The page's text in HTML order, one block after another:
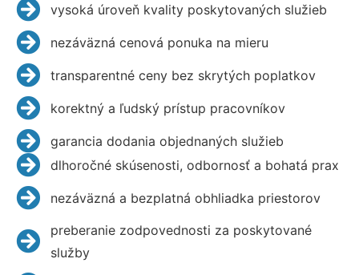
vysoká úroveň kvality poskytovaných služieb
nezáväzná cenová ponuka na mieru
transparentné ceny bez skrytých poplatkov
korektný a ľudský prístup pracovníkov
garancia dodania objednaných služieb
dlhoročné skúsenosti, odbornosť a bohatá prax
nezáväzná a bezplatná obhliadka priestorov
preberanie zodpovednosti za poskytované
služby